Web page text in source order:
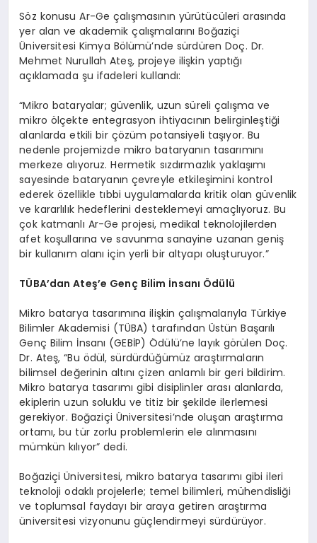
Söz konusu Ar-Ge çalışmasının yürütücüleri arasında
yer alan ve akademik çalışmalarını Boğaziçi
Üniversitesi Kimya Bölümü’nde sürdüren Doç. Dr.
Mehmet Nurullah Ateş, projeye ilişkin yaptığı
açıklamada şu ifadeleri kullandı:
“Mikro bataryalar; güvenlik, uzun süreli çalışma ve
mikro ölçekte entegrasyon ihtiyacının belirginleştiği
alanlarda etkili bir çözüm potansiyeli taşıyor. Bu
nedenle projemizde mikro bataryanın tasarımını
merkeze alıyoruz. Hermetik sızdırmazlık yaklaşımı
sayesinde bataryanın çevreyle etkileşimini kontrol
ederek özellikle tıbbi uygulamalarda kritik olan güvenlik
ve kararlılık hedeflerini desteklemeyi amaçlıyoruz. Bu
çok katmanlı Ar-Ge projesi, medikal teknolojilerden
afet koşullarına ve savunma sanayine uzanan geniş
bir kullanım alanı için yerli bir altyapı oluşturuyor.”
TÜBA’dan Ateş’e Genç Bilim İnsanı Ödülü
Mikro batarya tasarımına ilişkin çalışmalarıyla Türkiye
Bilimler Akademisi (TÜBA) tarafından Üstün Başarılı
Genç Bilim İnsanı (GEBİP) Ödülü’ne layık görülen Doç.
Dr. Ateş, “Bu ödül, sürdürdüğümüz araştırmaların
bilimsel değerinin altını çizen anlamlı bir geri bildirim.
Mikro batarya tasarımı gibi disiplinler arası alanlarda,
ekiplerin uzun soluklu ve titiz bir şekilde ilerlemesi
gerekiyor. Boğaziçi Üniversitesi’nde oluşan araştırma
ortamı, bu tür zorlu problemlerin ele alınmasını
mümkün kılıyor” dedi.
Boğaziçi Üniversitesi, mikro batarya tasarımı gibi ileri
teknoloji odaklı projelerle; temel bilimleri, mühendisliği
ve toplumsal faydayı bir araya getiren araştırma
üniversitesi vizyonunu güçlendirmeyi sürdürüyor.